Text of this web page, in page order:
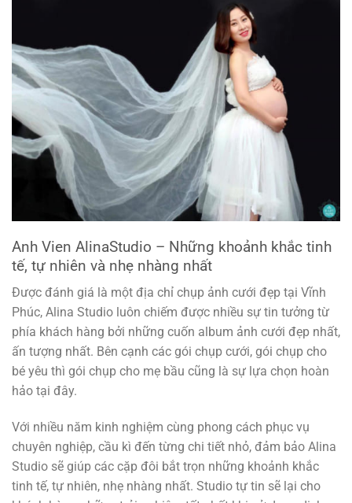
Anh Vien AlinaStudio – Những khoảnh khắc tinh
tế, tự nhiên và nhẹ nhàng nhất
Được đánh giá là một địa chỉ chụp ảnh cưới đẹp tại Vĩnh
Phúc, Alina Studio luôn chiếm được nhiều sự tin tưởng từ
phía khách hàng bởi những cuốn album ảnh cưới đẹp nhất,
ấn tượng nhất. Bên cạnh các gói chụp cưới, gói chụp cho
bé yêu thì gói chụp cho mẹ bầu cũng là sự lựa chọn hoàn
hảo tại đây.
Với nhiều năm kinh nghiệm cùng phong cách phục vụ
chuyên nghiệp, cầu kì đến từng chi tiết nhỏ, đảm bảo Alina
Studio sẽ giúp các cặp đôi bắt trọn những khoảnh khắc
tinh tế, tự nhiên, nhẹ nhàng nhất. Studio tự tin sẽ lại cho